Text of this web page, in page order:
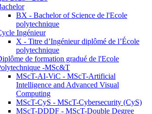
BX - Bachelor of Science de l'Ecole
polytechnique
Ingénieur
X - Titre d’Ingénieur diplômé de l’École
polytechnique
de formation gradué de l'Ecole
-MSc&T
MScT-AI-ViC - MScT-Artificial
Intelligence and Advanced Visual
Computing
MScT-CyS - MScT-Cybersecurity (CyS)
MScT-DDDF - MScT-Double Degree